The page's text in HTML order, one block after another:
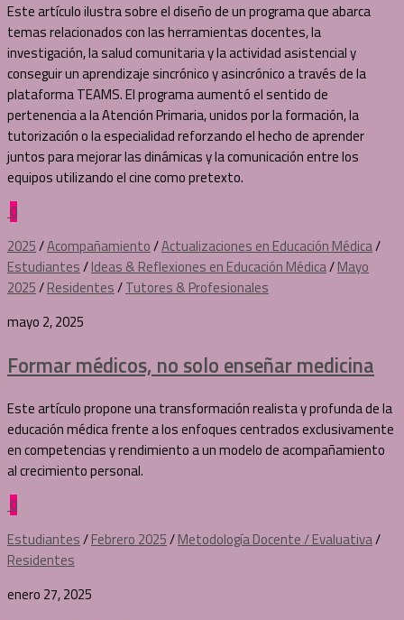
Este artículo ilustra sobre el diseño de un programa que abarca
temas relacionados con las herramientas docentes, la
investigación, la salud comunitaria y la actividad asistencial y
conseguir un aprendizaje sincrónico y asincrónico a través de la
plataforma TEAMS. El programa aumentó el sentido de
pertenencia a la Atención Primaria, unidos por la formación, la
tutorización o la especialidad reforzando el hecho de aprender
juntos para mejorar las dinámicas y la comunicación entre los
equipos utilizando el cine como pretexto.
0
2025/Acompañamiento/Actualizaciones en Educación Médica/
Estudiantes/Ideas & Reflexiones en Educación Médica/Mayo
2025/Residentes/Tutores & Profesionales
mayo 2, 2025
Formar médicos, no solo enseñar medicina
Este artículo propone una transformación realista y profunda de la
educación médica frente a los enfoques centrados exclusivamente
en competencias y rendimiento a un modelo de acompañamiento
al crecimiento personal.
0
Estudiantes/Febrero 2025/Metodología Docente / Evaluativa/
Residentes
enero 27, 2025